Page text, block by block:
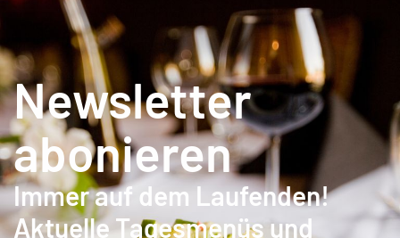
Newsletter
abonieren
Immer auf dem Laufenden!
Aktuelle Tagesmenüs und